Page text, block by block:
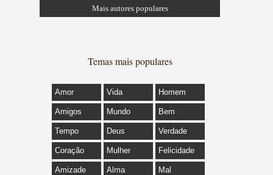
Mais autores populares
Temas mais populares
Amor Vida Homem
Amigos Mundo Bem
Tempo Deus Verdade
Coração Mulher Felicidade
Amizade Alma Mal